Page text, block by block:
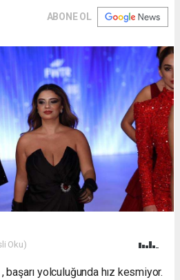
ABONE OL
Oku)
başarı yolculuğunda hız kesmiyor.